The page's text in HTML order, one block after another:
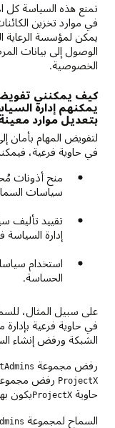
تمنع هذه السياسة كل
الوصول إلى بيانات
الخصوصية.
كيف يمكنني
يمكنهم إدارة
بتعديل موارد
لتفويض المهام بأمان
في حاوية فرعية،
منح أذونات
سياسات
تقييد تأليف
إدارة
استخدام
الحساسة.
على سبيل المثال،
في حاوية فرعية بإدارة
الشبكة ورفض إنشاء
رفض مجموعة
ProjectX رفض
حاوية ProjectX يكون
السماح لمجموعة